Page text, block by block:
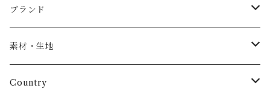
Baby
トップス
長袖
パンツ
ブランド
AS WE GROW
ARCH&LINE
素材・生地
コットン 100%
Country